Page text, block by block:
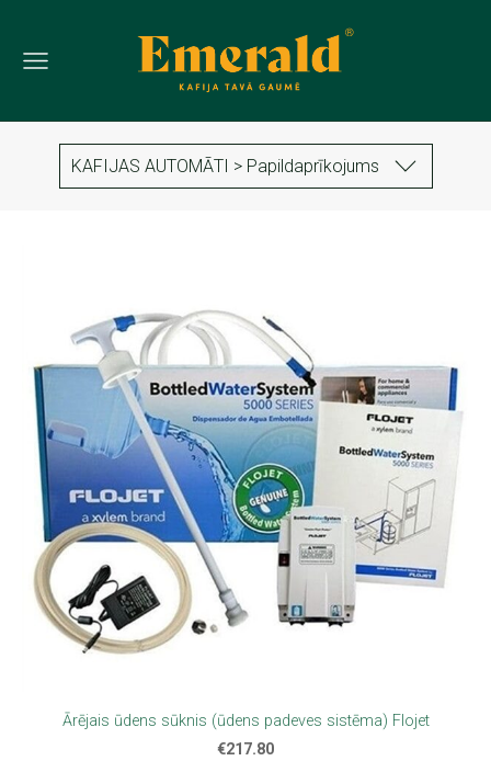
KAFIJAS AUTOMĀTI > Papildaprīkojums
Ārējais ūdens sūknis (ūdens padeves sistēma) Flojet
€217.80